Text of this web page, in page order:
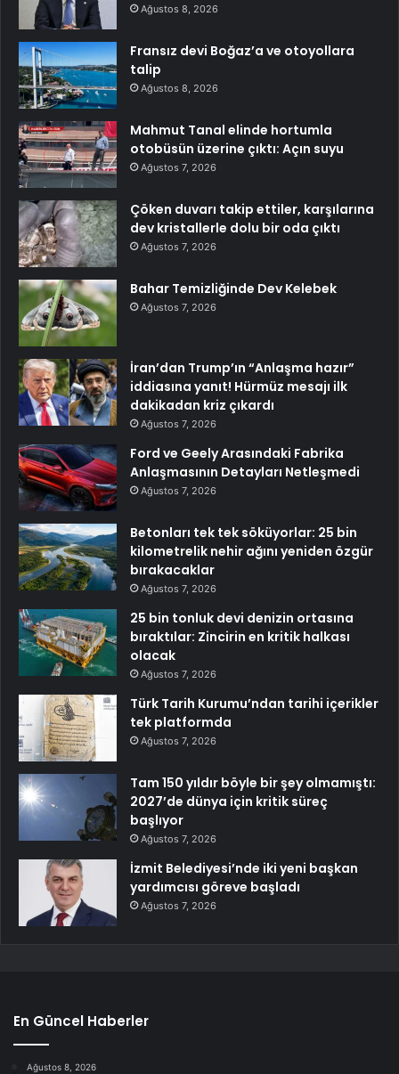
Ağustos 8, 2026
Fransız devi Boğaz’a ve otoyollara
talip
Ağustos 8, 2026
Mahmut Tanal elinde hortumla
otobüsün üzerine çıktı: Açın suyu
Ağustos 7, 2026
Çöken duvarı takip ettiler, karşılarına
dev kristallerle dolu bir oda çıktı
Ağustos 7, 2026
Bahar Temizliğinde Dev Kelebek
Ağustos 7, 2026
İran’dan Trump’ın “Anlaşma hazır”
iddiasına yanıt! Hürmüz mesajı ilk
dakikadan kriz çıkardı
Ağustos 7, 2026
Ford ve Geely Arasındaki Fabrika
Anlaşmasının Detayları Netleşmedi
Ağustos 7, 2026
Betonları tek tek söküyorlar: 25 bin
kilometrelik nehir ağını yeniden özgür
bırakacaklar
Ağustos 7, 2026
25 bin tonluk devi denizin ortasına
bıraktılar: Zincirin en kritik halkası
olacak
Ağustos 7, 2026
Türk Tarih Kurumu’ndan tarihi içerikler
tek platformda
Ağustos 7, 2026
Tam 150 yıldır böyle bir şey olmamıştı:
2027’de dünya için kritik süreç
başlıyor
Ağustos 7, 2026
İzmit Belediyesi’nde iki yeni başkan
yardımcısı göreve başladı
Ağustos 7, 2026
En Güncel Haberler
Ağustos 8, 2026